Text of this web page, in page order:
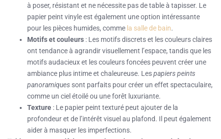
à poser, résistant et ne nécessite pas de table à tapisser. Le
papier peint vinyle est également une option intéressante
pour les pièces humides, comme la salle de bain.
Motifs et couleurs : Les motifs discrets et les couleurs claires
ont tendance à agrandir visuellement l’espace, tandis que les
motifs audacieux et les couleurs foncées peuvent créer une
ambiance plus intime et chaleureuse. Lespapiers peints
panoramiques sont parfaits pour créer un effet spectaculaire,
comme un ciel étoilé ou une forêt luxuriante.
Texture : Le papier peint texturé peut ajouter de la
profondeur et de l’intérêt visuel au plafond. Il peut également
aider à masquer les imperfections.